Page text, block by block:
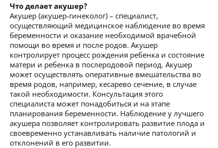
Что делает акушер?
Акушер (акушер-гинеколог) – специалист,
осуществляющий медицинское наблюдение во время
беременности и оказание необходимой врачебной
помощи во время и после родов. Акушер
контролирует процесс рождения ребенка и состояние
матери и ребенка в послеродовой период. Акушер
может осуществлять оперативные вмешательства во
время родов, например, кесарево сечение, в случае
такой необходимости. Консультация этого
специалиста может понадобиться и на этапе
планирования беременности. Наблюдение у лучшего
акушера позволяет контролировать развитие плода и
своевременно устанавливать наличие патологий и
отклонений в его развитии.